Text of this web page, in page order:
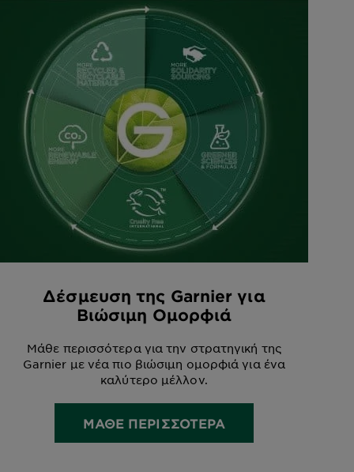
Δέσμευση της Garnier για
Βιώσιμη Ομορφιά
Μάθε περισσότερα για την στρατηγική της
Garnier με νέα πιο βιώσιμη ομορφιά για ένα
καλύτερο μέλλον.
ΜΑΘΕ ΠΕΡΙΣΣΟΤΕΡΑ